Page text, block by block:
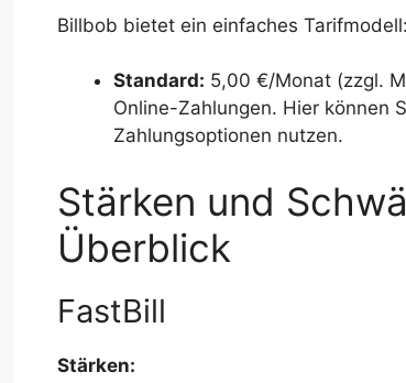
Billbob bietet ein einfaches Tarifmodell:
Standard: 5,00 €/Monat (zzgl.
Online-Zahlungen. Hier können
Zahlungsoptionen nutzen.
Stärken und
Überblick
FastBill
Stärken: